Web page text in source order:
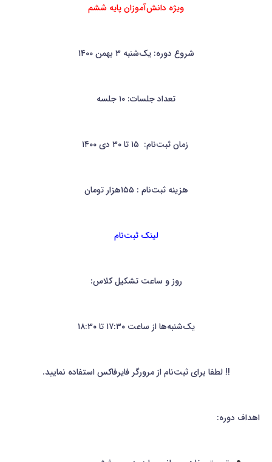
ویژه دانش‌آموزان پایه ششم
شروع دوره: یک‌شنبه ۳ بهمن ۱۴۰۰
تعداد جلسات: ۱۰ جلسه
زمان ثبت‌نام: ۱۵ تا ۳۰ دی ۱۴۰۰
هزینه ثبت‌نام : ۱۵۵هزار تومان
لینک ثبت‌نام
روز و ساعت تشکیل کلاس:
یک‌شنبه‌ها از ساعت ۱۷:۳۰ تا ۱۸:۳۰
!! لطفا برای ثبت‌نام از مرورگر فایرفاکس استفاده نمایید.
اهداف دوره: